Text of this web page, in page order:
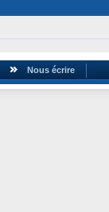
Nous écrire